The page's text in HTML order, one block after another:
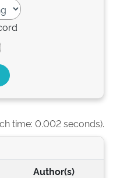
time: 0.002 seconds).
Author(s)